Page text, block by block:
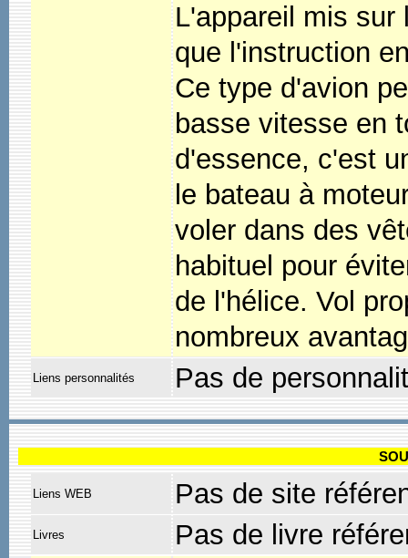
L'appareil mis
que l'instruction
Ce type d'avion
basse vitesse en
d'essence, c'est
le bateau à
voler dans des
habituel pour
de l'hélice. Vol
nombreux
Liens personnalités Pas de
Liens WEB Pas de site
Livres Pas de livre